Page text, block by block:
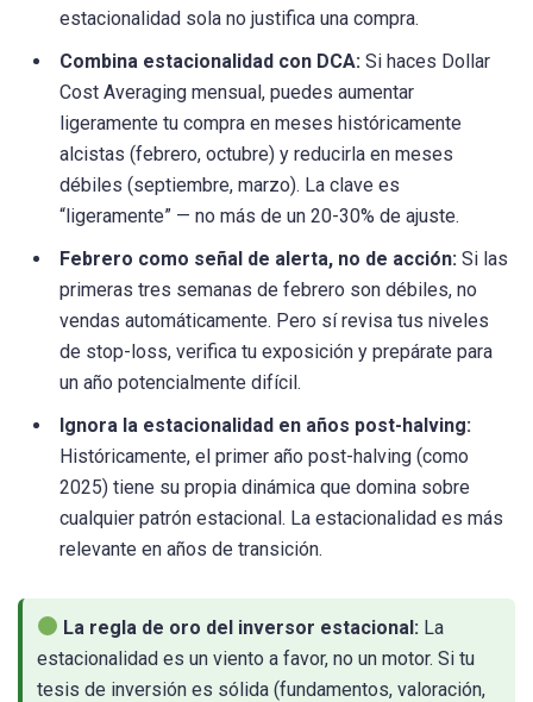
estacionalidad sola no justifica una compra.
Combina estacionalidad con DCA: Si haces Dollar
Cost Averaging mensual, puedes aumentar
ligeramente tu compra en meses históricamente
alcistas (febrero, octubre) y reducirla en meses
débiles (septiembre, marzo). La clave es
“ligeramente” — no más de un 20-30% de ajuste.
Febrero como señal de alerta, no de acción: Si las
primeras tres semanas de febrero son débiles, no
vendas automáticamente. Pero sí revisa tus niveles
de stop-loss, verifica tu exposición y prepárate para
un año potencialmente difícil.
Ignora la estacionalidad en años post-halving:
Históricamente, el primer año post-halving (como
2025) tiene su propia dinámica que domina sobre
cualquier patrón estacional. La estacionalidad es más
relevante en años de transición.
La regla de oro del inversor estacional: La
estacionalidad es un viento a favor, no un motor. Si tu
tesis de inversión es sólida (fundamentos, valoración,